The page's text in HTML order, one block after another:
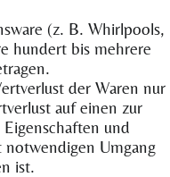
(z. B. Whirlpools,
hundert bis mehrere
der Waren nur
auf einen zur
und
notwendigen Umgang
ist.